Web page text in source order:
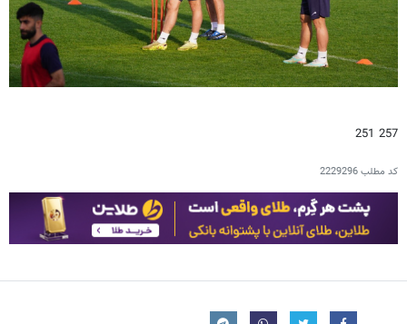
257 251
کد مطلب2229296